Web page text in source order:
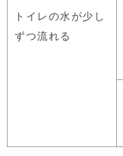
トイレの水が少し
ずつ流れる